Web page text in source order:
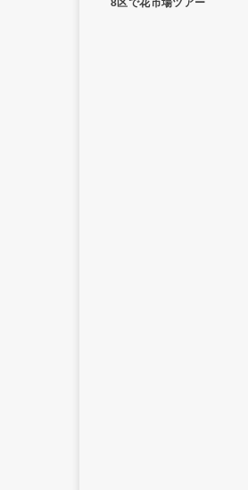
8区で花市場ツアー